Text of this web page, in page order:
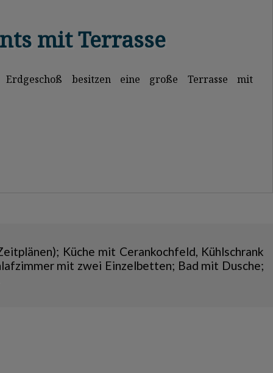
mit Terrasse
besitzen eine große Terrasse mit
Küche mit Cerankochfeld, Kühlschrank
mit zwei Einzelbetten; Bad mit Dusche;